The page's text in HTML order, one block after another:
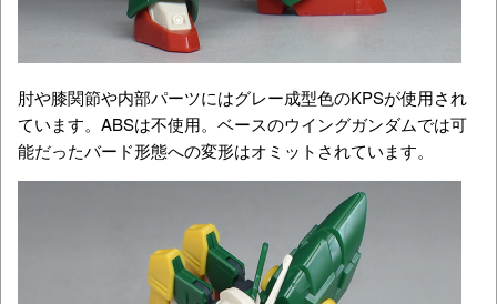
肘や膝関節や内部パーツにはグレー成型色のKPSが使用され
ています。ABSは不使用。ベースのウイングガンダムでは可
能だったバード形態への変形はオミットされています。